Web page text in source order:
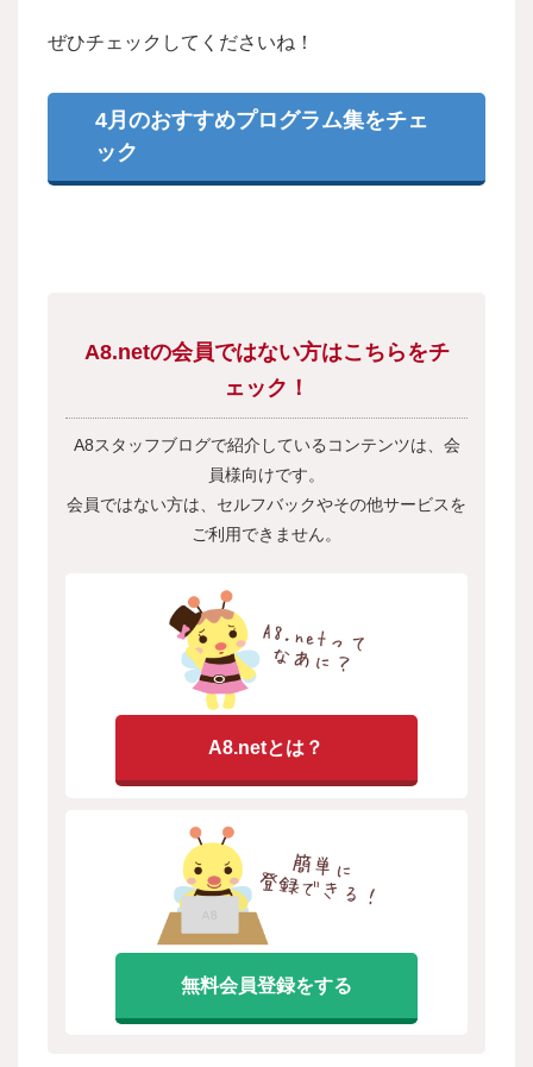
ぜひチェックしてくださいね！
4月のおすすめプログラム集をチェ
ック
A8.netの会員ではない方はこちらをチ
ェック！
A8スタッフブログで紹介しているコンテンツは、会
員様向けです。
会員ではない方は、セルフバックやその他サービスを
ご利用できません。
A8.netとは？
無料会員登録をする